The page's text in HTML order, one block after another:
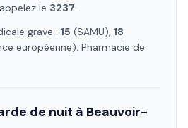
le 3237.
grave : 15 (SAMU), 18
européenne). Pharmacie de
de nuit à Beauvoir-